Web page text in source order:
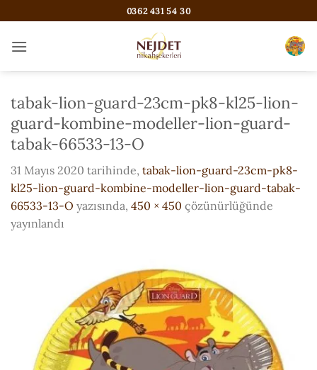
atla
0362 431 54 30
tabak-lion-guard-23cm-pk8-kl25-lion-
guard-kombine-modeller-lion-guard-
tabak-66533-13-O
31 Mayıs 2020 tarihinde, tabak-lion-guard-23cm-pk8-
kl25-lion-guard-kombine-modeller-lion-guard-tabak-
66533-13-O yazısında, 450 × 450 çözünürlüğünde
yayınlandı